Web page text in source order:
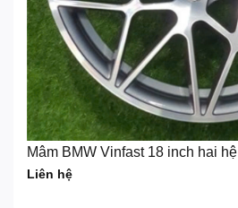
Mâm BMW Vinfast 18 inch hai hệ
Liên hệ